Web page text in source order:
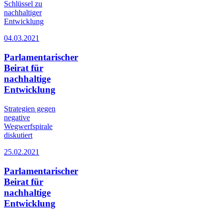
Schlüssel zu
nachhaltiger
Entwicklung
04.03.2021
Parlamentarischer
Beirat für
nachhaltige
Entwicklung
Strategien gegen
negative
Wegwerfspirale
diskutiert
25.02.2021
Parlamentarischer
Beirat für
nachhaltige
Entwicklung